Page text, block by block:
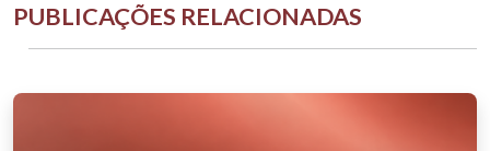
PUBLICAÇÕES RELACIONADAS